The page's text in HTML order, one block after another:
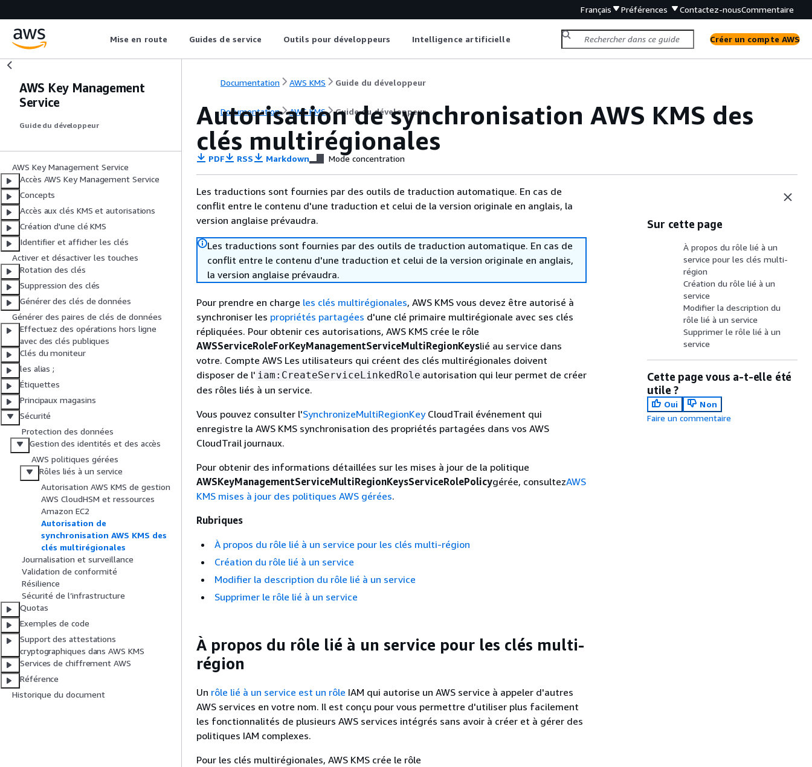
Français Préférences Contactez-nousCommentaire
Mise en route Guides de service Outils pour développeurs Intelligence artificielle Créer un compte AWS
AWS Key Management
Service
Guide du développeur
AWS Key Management Service
Accès AWS Key Management Service
Concepts
Accès aux clés KMS et autorisations
Création d'une clé KMS
Identifier et afficher les clés
Activer et désactiver les touches
Rotation des clés
Suppression des clés
Générer des clés de données
Générer des paires de clés de données
Effectuez des opérations hors ligne
avec des clés publiques
Clés du moniteur
les alias ;
Étiquettes
Principaux magasins
Sécurité
Protection des données
Gestion des identités et des accès
AWS politiques gérées
Rôles liés à un service
Autorisation AWS KMS de gestion
AWS CloudHSM et ressources
Amazon EC2
Autorisation de
synchronisation AWS KMS des
clés multirégionales
Journalisation et surveillance
Validation de conformité
Résilience
Sécurité de l’infrastructure
Quotas
Exemples de code
Support des attestations
cryptographiques dans AWS KMS
Services de chiffrement AWS
Référence
Historique du document
Documentation AWS KMS Guide du développeur
Documentation AWS KMS Guide du développeur
Autorisation de synchronisation AWS KMS des
clés multirégionales
PDF RSS Markdown Mode concentration
Les traductions sont fournies par des outils de traduction automatique. En cas de
conflit entre le contenu d'une traduction et celui de la version originale en anglais, la
version anglaise prévaudra.
Les traductions sont fournies par des outils de traduction automatique. En cas de
conflit entre le contenu d'une traduction et celui de la version originale en anglais,
la version anglaise prévaudra.
Pour prendre en charge les clés multirégionales, AWS KMS vous devez être autorisé à
synchroniser les propriétés partagées d'une clé primaire multirégionale avec ses clés
répliquées. Pour obtenir ces autorisations, AWS KMS crée le rôle
AWSServiceRoleForKeyManagementServiceMultiRegionKeyslié au service dans
votre. Compte AWS Les utilisateurs qui créent des clés multirégionales doivent
disposer de l' iam:CreateServiceLinkedRole autorisation qui leur permet de créer
des rôles liés à un service.
Vous pouvez consulter l'SynchronizeMultiRegionKeyCloudTrail événement qui
enregistre la AWS KMS synchronisation des propriétés partagées dans vos AWS
CloudTrail journaux.
Pour obtenir des informations détaillées sur les mises à jour de la politique
AWSKeyManagementServiceMultiRegionKeysServiceRolePolicygérée, consultezAWS
KMS mises à jour des politiques AWS gérées.
Rubriques
À propos du rôle lié à un service pour les clés multi-région
Création du rôle lié à un service
Modifier la description du rôle lié à un service
Supprimer le rôle lié à un service
À propos du rôle lié à un service pour les clés multi-
région
Un rôle lié à un service est un rôle IAM qui autorise un AWS service à appeler d'autres
AWS services en votre nom. Il est conçu pour vous permettre d'utiliser plus facilement
les fonctionnalités de plusieurs AWS services intégrés sans avoir à créer et à gérer des
politiques IAM complexes.
Pour les clés multirégionales, AWS KMS crée le rôle
Sur cette page
À propos du rôle lié à un
service pour les clés multi-
région
Création du rôle lié à un
service
Modifier la description du
rôle lié à un service
Supprimer le rôle lié à un
service
Cette page vous a-t-elle été
utile ?
Oui
Non
Faire un commentaire